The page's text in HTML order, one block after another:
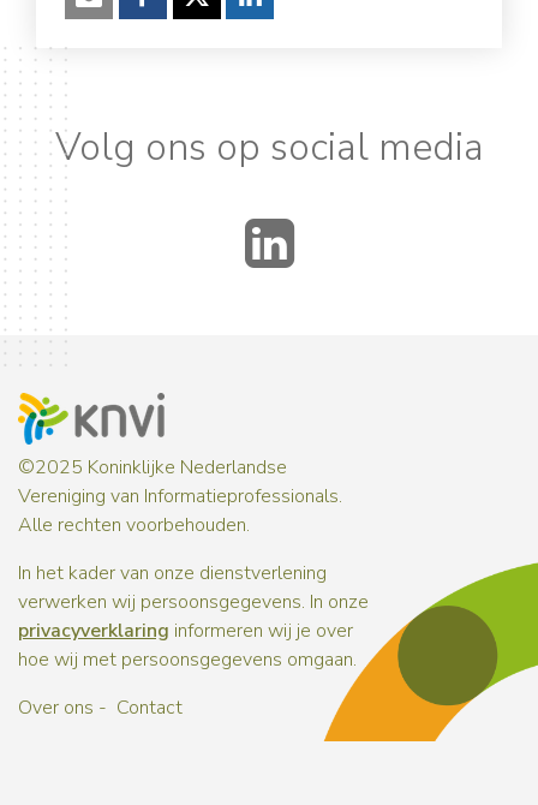
Verzenden
Facebook
TwitterLinkedIn
Volg ons op social media
©2025 Koninklijke Nederlandse
Vereniging van Informatieprofessionals.
Alle rechten voorbehouden.
In het kader van onze dienstverlening
verwerken wij persoonsgegevens. In onze
privacyverklaring informeren wij je over
hoe wij met persoonsgegevens omgaan.
Over ons
Contact